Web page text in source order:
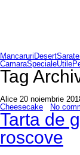
Mancaruri DesertSarate
CamaraSpecialeUtile
Tag
Alice 20 noiembrie
Cheesecake
No
Tarta de
roscove